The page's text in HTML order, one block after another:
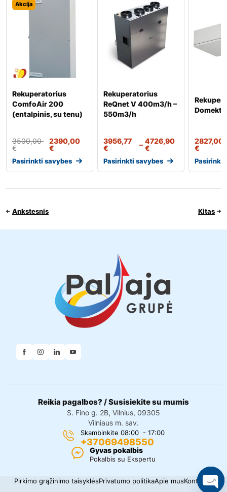
Akcija
Rekuperatorius
ComfoAir 200
(entalpinis, su tenu)
3500,00
€
2390,00
€
Pasirinkti savybes
Rekuperatorius
ReQnet V 400m3/h –
550m3/h
3956,77
€
– 4726,90
€
Pasirinkti savybes
Domekt
2827,00
€
Pasirinkti
Ankstesnis Kitas
Reikia pagalbos? / Susisiekite su mumis
S. Fino g. 2B, Vilnius, 09305
Vilniaus m. sav.
Skambinkite 08:00 - 17:00
+37069498550
Gyvas pokalbis
Pokalbis su Ekspertu
Pirkimo grąžinimo taisyklėsPrivatumo politikaApie musKontaktai